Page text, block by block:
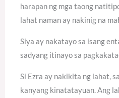
harapan ng mga taong
lahat naman ay nakinig na
Siya ay nakatayo sa isang
sadyang itinayo sa
Si Ezra ay nakikita ng lahat,
kanyang kinatatayuan. Ang